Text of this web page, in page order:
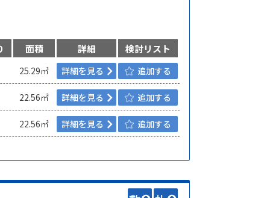
面積 詳細 検討リスト
25.29㎡ 詳細を見る 追加する
22.56㎡ 詳細を見る 追加する
22.56㎡ 詳細を見る 追加する